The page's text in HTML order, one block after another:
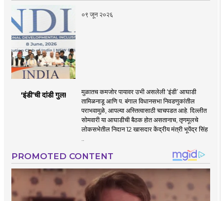
०९ जून २०२६
‘इंडी‌’ची दांडी गुल!
मुळातच कमजोर पायावर उभी असलेली ‌‘इंडी‌’ आघाडी
तामिळनाडू आणि प. बंगाल विधानसभा निवडणुकांतील
पराभवामुळे, आपल्या अस्तित्वासाठी चाचपडत आहे. दिल्लीत
सोमवारी या आघाडीची बैठक होत असतानाच, तृणमूलचे
लोकसभेतील निदान 12 खासदार केंद्रीय मंत्री भूपेंद्र सिंह